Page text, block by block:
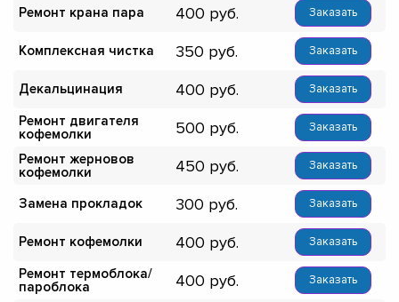
Ремонт крана пара 400 Заказать
Комплексная чистка 350 Заказать
Декальцинация 400 Заказать
Ремонт двигателя
кофемолки
500 Заказать
Ремонт жерновов
кофемолки
450 Заказать
Замена прокладок 300 Заказать
Ремонт кофемолки 400 Заказать
Ремонт термоблока/
пароблока
400 Заказать